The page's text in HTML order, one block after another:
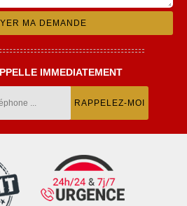
IMMEDIATEMENT